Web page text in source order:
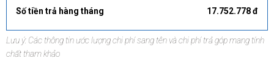
Số tiền trả hàng tháng 17.752.778 đ
Lưu ý: Các thông tin ước lượng chi phí sang tên và chi phí trả góp mang tính
chất tham khảo